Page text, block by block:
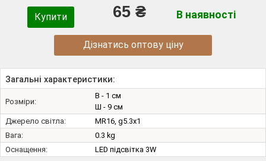
Купити 65 ₴ В наявності
Дізнатись оптову ціну
Загальні характеристики:
Розміри:
В - 1 см
Ш - 9 см
Джерело світла:
MR16, g5.3х1
Вага:
0.3 kg
Оснащення:
LED підсвітка 3W